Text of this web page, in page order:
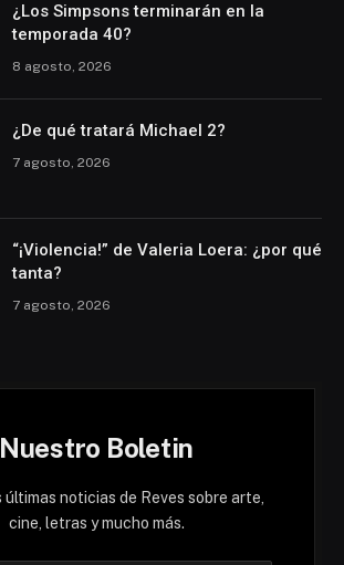
¿Los Simpsons terminarán en la
temporada 40?
8 agosto, 2026
¿De qué tratará Michael 2?
7 agosto, 2026
“¡Violencia!” de Valeria Loera: ¿por qué
tanta?
7 agosto, 2026
Nuestro Boletin
últimas noticias de Reves sobre arte,
cine, letras y mucho más.